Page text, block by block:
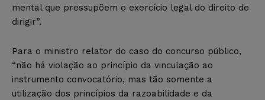
mental que pressupõem o exercício legal do direito de
dirigir”.
Para o ministro relator do caso do concurso público,
“não há violação ao princípio da vinculação ao
instrumento convocatório, mas tão somente a
utilização dos princípios da razoabilidade e da